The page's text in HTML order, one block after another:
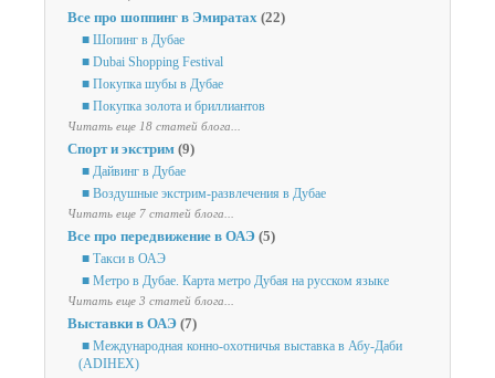
Все про шоппинг в Эмиратах (22)
■ Шопинг в Дубае
■ Dubai Shopping Festival
■ Покупка шубы в Дубае
■ Покупка золота и бриллиантов
Читать еще 18 статей блога...
Спорт и экстрим (9)
■ Дайвинг в Дубае
■ Воздушные экстрим-развлечения в Дубае
Читать еще 7 статей блога...
Все про передвижение в ОАЭ (5)
■ Такси в ОАЭ
■ Метро в Дубае. Карта метро Дубая на русском языке
Читать еще 3 статей блога...
Выставки в ОАЭ (7)
■ Международная конно-охотничья выставка в Абу-Даби
(ADIHEX)